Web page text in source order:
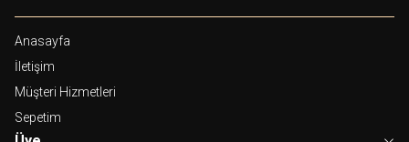
Anasayfa
İletişim
Müşteri Hizmetleri
Sepetim